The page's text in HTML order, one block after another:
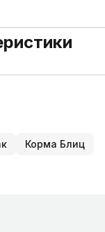
Корма Блиц